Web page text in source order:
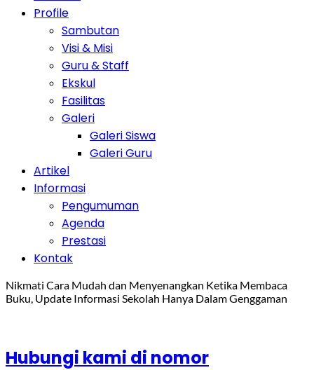
Profile
Sambutan
Visi & Misi
Guru & Staff
Ekskul
Fasilitas
Galeri
Galeri Siswa
Galeri Guru
Artikel
Informasi
Pengumuman
Agenda
Prestasi
Kontak
Nikmati Cara Mudah dan Menyenangkan Ketika Membaca
Buku, Update Informasi Sekolah Hanya Dalam Genggaman
Hubungi kami di nomor